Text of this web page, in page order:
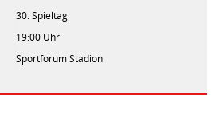
30. Spieltag
19:00 Uhr
Sportforum Stadion